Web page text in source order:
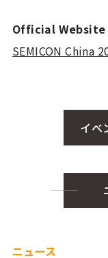
Official Website
SEMICON China
イベ
ニュース